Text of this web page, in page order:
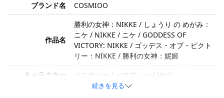
ブランド名
COSMIOO
作品名
勝利の女神：NIKKE / しょうり の めがみ：
ニケ / NIKKE / ニケ / GODDESS OF
VICTORY: NIKKE / ゴッデス・オブ・ビクト
リー：NIKKE / 勝利の女神：妮姬
キャラクター
ベスティー / べすてぃー / Vesti
続きを見る